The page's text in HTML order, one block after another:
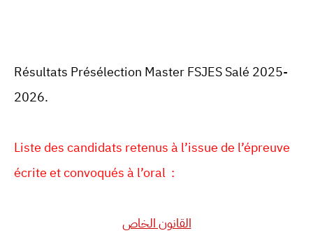
Résultats Présélection Master FSJES Salé 2025-
2026.
Liste des candidats retenus à l’issue de l’épreuve
écrite et convoqués à l’oral :
القانون الخاص